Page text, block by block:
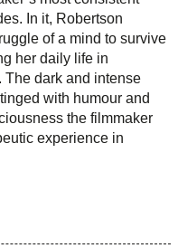
In it, Robertson
of a mind to survive
her daily life in
The dark and intense
with humour and
the filmmaker
experience in